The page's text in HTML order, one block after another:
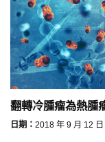
日期： 2018 年 9 月 12 日